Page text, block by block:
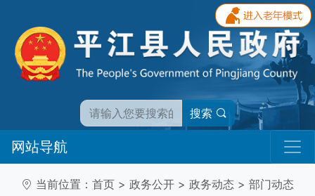
搜索
网站导航
当前位置： 首页 > 政务公开 > 政务动态 > 部门动态